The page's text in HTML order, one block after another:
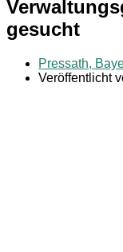
gesucht
Pressath,
Veröffentlicht